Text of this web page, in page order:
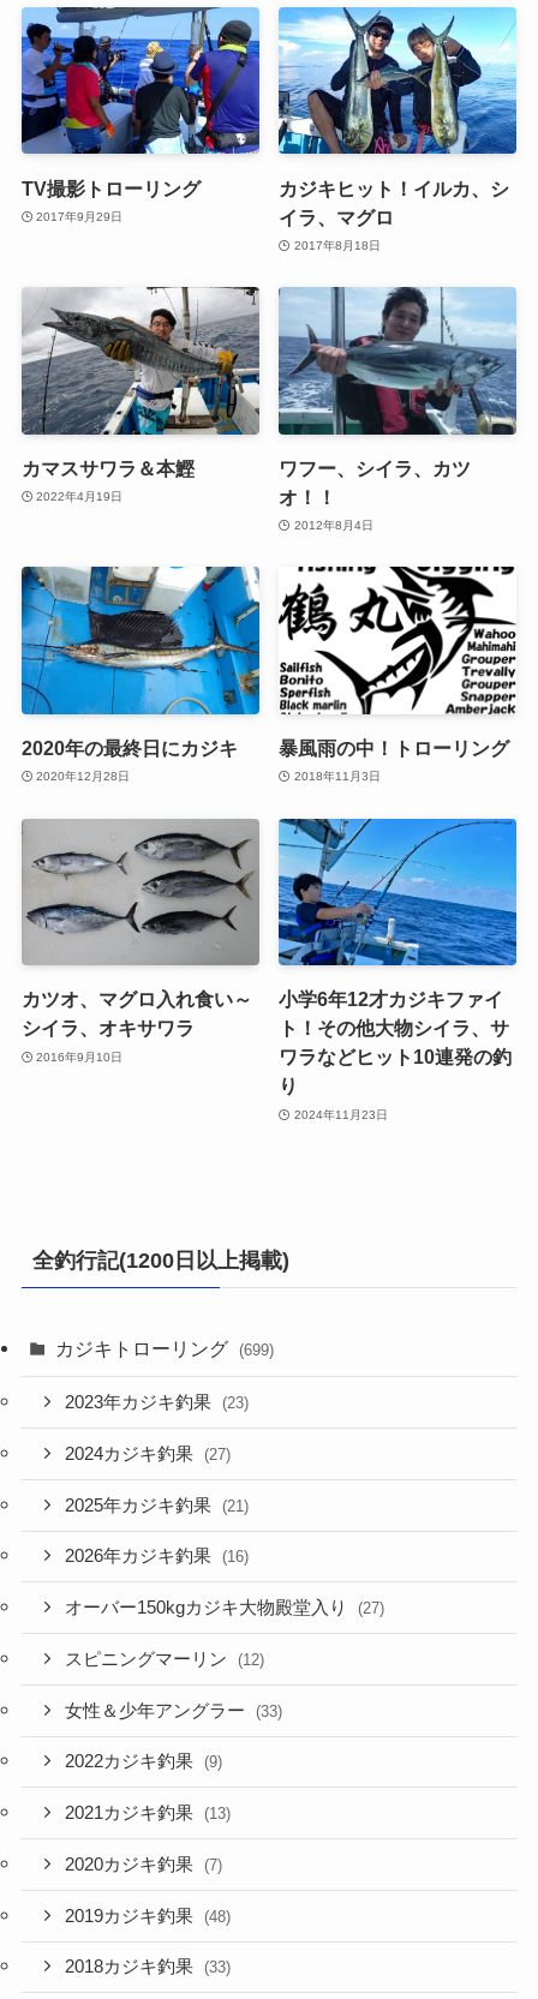
TV撮影トローリング
2017年9月29日
カジキヒット！イルカ、シ
イラ、マグロ
2017年8月18日
カマスサワラ＆本鰹
2022年4月19日
ワフー、シイラ、カツ
オ！！
2012年8月4日
2020年の最終日にカジキ
2020年12月28日
暴風雨の中！トローリング
2018年11月3日
カツオ、マグロ入れ食い～
シイラ、オキサワラ
2016年9月10日
小学6年12才カジキファイ
ト！その他大物シイラ、サ
ワラなどヒット10連発の釣
り
2024年11月23日
全釣行記(1200日以上掲載)
カジキトローリング (699)
2023年カジキ釣果 (23)
2024カジキ釣果 (27)
2025年カジキ釣果 (21)
2026年カジキ釣果 (16)
オーバー150kgカジキ大物殿堂入り (27)
スピニングマーリン (12)
女性＆少年アングラー (33)
2022カジキ釣果 (9)
2021カジキ釣果 (13)
2020カジキ釣果 (7)
2019カジキ釣果 (48)
2018カジキ釣果 (33)